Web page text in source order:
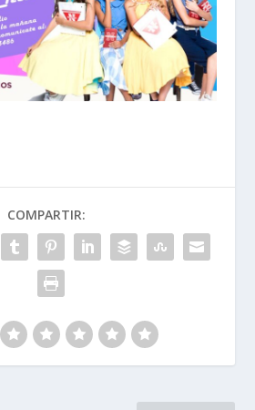
COMPARTIR: